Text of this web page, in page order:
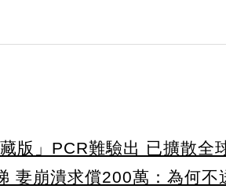
版」PCR難驗出 已擴散全
妻崩潰求償200萬：為何不